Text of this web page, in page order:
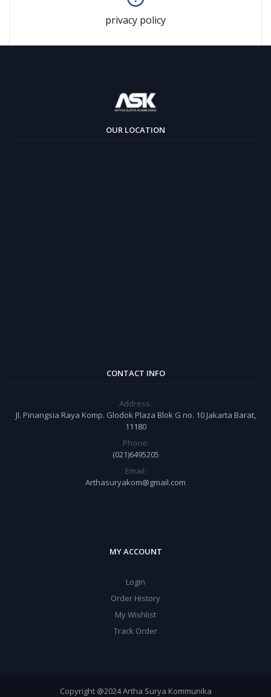
privacy policy
OUR LOCATION
CONTACT INFO
Address:
Jl. Pinangsia Raya Komp. Glodok Plaza Blok G no. 10 Jakarta Barat,
11180
Phone:
(021)6495205
Email:
Arthasuryakom@gmail.com
MY ACCOUNT
Login
Order History
My Wishlist
Track Order
Copyright @2024 Artha Surya Kommunika